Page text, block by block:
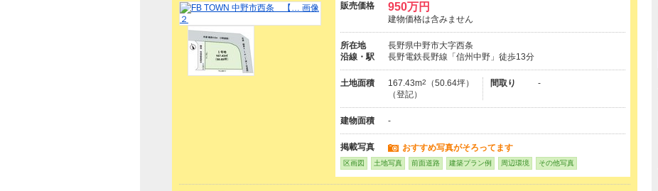
販売価格 950万円
建物価格は含みません
所在地
長野県中野市大字西条
沿線・駅
長野電鉄長野線「信州中野」徒歩13分
土地面積 167.43m2
（50.64坪）
（登記）
間取り -
建物面積 -
掲載写真 おすすめ写真がそろってます
区画図 土地写真 前面道路 建築プラン例 周辺環境 その他写真